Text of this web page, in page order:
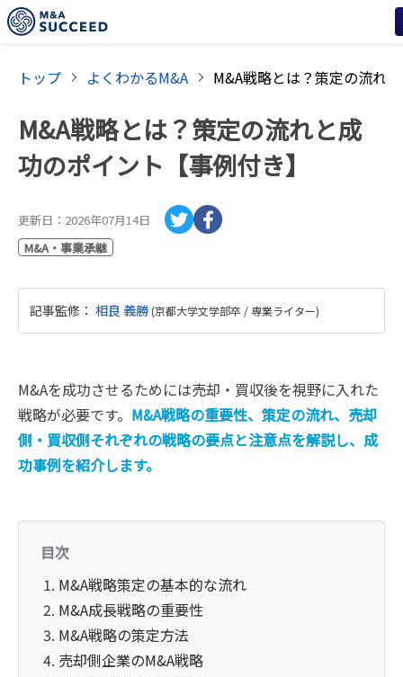
トップ よくわかるM&A
M&A戦略とは？策定の流れと成
功のポイント【事例付き】
更新日： 2026年07月14日
M&A・事業承継
記事監修 ： 相良 義勝(京都大学文学部卒 / 専業ライター)
M&Aを成功させるためには売却・買収後を視野に入れた
戦略が必要です。 M&A戦略の重要性、策定の流れ、売却
側・買収側それぞれの戦略の要点と注意点を解説し、成
功事例を紹介します。
目次
M&A戦略策定の基本的な流れ
M&A成長戦略の重要性
M&A戦略の策定方法
売却側企業のM&A戦略